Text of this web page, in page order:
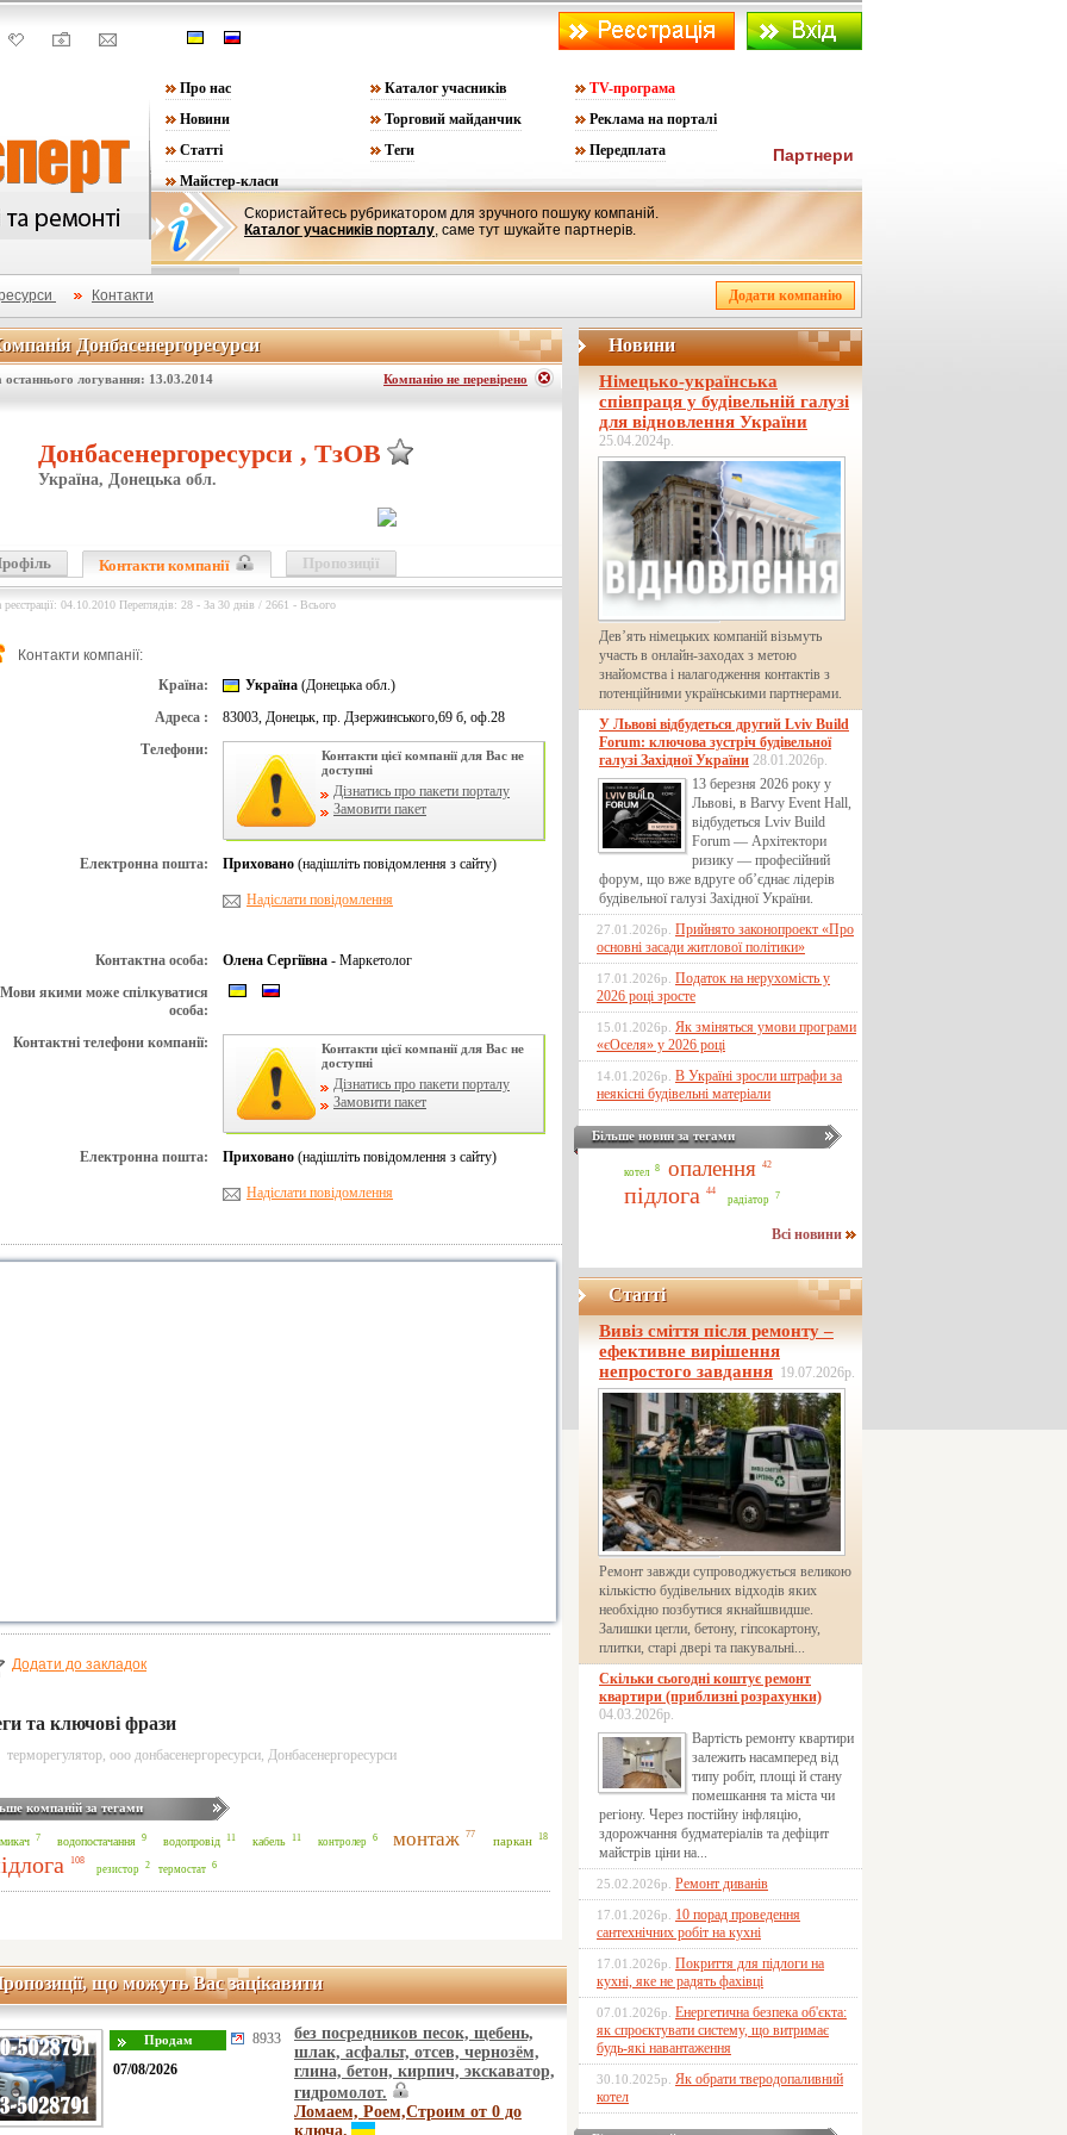
Про нас Каталог учасників
TV-програма
Новини
Торговий майданчик
Реклама на порталі
Статті
Теги
Передплата
Майстер-класи
Партнери
Скористайтесь рубрикатором для зручного пошуку компаній.
Каталог учасників порталу, саме тут шукайте партнерів.
Контакти
Донбасенергоресурси
Донбасенергоресурси
останнього логування: 13.03.2014 Компанію не перевірено
Донбасенергоресурси , ТзОВ
Україна, Донецька обл.
Контакти компанії Пропозиції
реєстрації: 04.10.2010 Переглядів: 28 - За 30 днів / 2661 - Всього
Контакти компанії:
Країна:
Україна (Донецька обл.)
Адреса :
83003, Донецьк, пр. Дзержинського,69 б, оф.28
Телефони:
Контакти цієї компанії для Вас не
доступні
Дізнатись про пакети порталу
Замовити пакет
Електронна пошта: Приховано (надішліть повідомлення з сайту)
Надіслати повідомлення
Контактна особа: Олена Сергіївна - Маркетолог
Мови якими може спілкуватися
особа:
Контактні телефони компанії:
Контакти цієї компанії для Вас не
доступні
Дізнатись про пакети порталу
Замовити пакет
Електронна пошта: Приховано (надішліть повідомлення з сайту)
Надіслати повідомлення
Додати до закладок
та ключові фрази
терморегулятор, ооо донбасенергоресурси, Донбасенергоресурси
компаній за тегами
7 водопостачання 9 водопровід 11 кабель 11 контролер 6 монтаж 77
паркан 18
108
резистор 2 термостат 6
що можуть Вас зацікавити
07/08/2026
8933
без посредников песок, щебень,
шлак, асфальт, отсев, чернозём,
глина, бетон, кирпич, экскаватор,
гидромолот.
Ломаем, Роем,Строим от 0 до
ключа.
Новини
Німецько-українська
співпраця у будівельній галузі
для відновлення України
25.04.2024р.
Дев’ять німецьких компаній візьмуть
участь в онлайн-заходах з метою
знайомства і налагодження контактів з
потенційними українськими партнерами.
У Львові відбудеться другий Lviv Build
Forum: ключова зустріч будівельної
галузі Західної України 28.01.2026р.
13 березня 2026 року у
Львові, в Barvy Event Hall,
відбудеться Lviv Build
Forum — Архітектори
ризику — професійний
форум, що вже вдруге об’єднає лідерів
будівельної галузі Західної України.
27.01.2026р. Прийнято законопроект «Про
основні засади житлової політики»
17.01.2026р. Податок на нерухомість у
2026 році зросте
15.01.2026р. Як зміняться умови програми
«єОселя» у 2026 році
14.01.2026р. В Україні зросли штрафи за
неякісні будівельні матеріали
Більше новин за тегами
котел 8 опалення 42
підлога 44
радіатор 7
Всі новини
Статті
Вивіз сміття після ремонту –
ефективне вирішення
непростого завдання 19.07.2026р.
Ремонт завжди супроводжується великою
кількістю будівельних відходів яких
необхідно позбутися якнайшвидше.
Залишки цегли, бетону, гіпсокартону,
плитки, старі двері та пакувальні...
Скільки сьогодні коштує ремонт
квартири (приблизні розрахунки)
04.03.2026р.
Вартість ремонту квартири
залежить насамперед від
типу робіт, площі й стану
помешкання та міста чи
регіону. Через постійну інфляцію,
здорожчання будматеріалів та дефіцит
майстрів ціни на...
25.02.2026р. Ремонт диванів
17.01.2026р.
10 порад проведення
сантехнічних робіт на кухні
17.01.2026р. Покриття для підлоги на
кухні, яке не радять фахівці
07.01.2026р. Енергетична безпека об'єкта:
як спроєктувати систему, що витримає
будь-які навантаження
30.10.2025р.
Як обрати тверодопаливний
котел